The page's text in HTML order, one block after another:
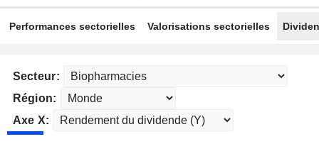
Performances sectorielles Valorisations sectorielles
Secteur:
Région:
Axe X: